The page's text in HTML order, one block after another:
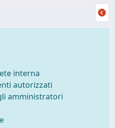
interna
autorizzati
amministratori